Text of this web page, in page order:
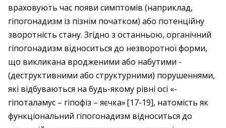
враховують час появи симптомів (наприклад,
гіпогонадизм із пізнім початком) або потенційну
зворотність стану. Згідно з останньою, органічний
гіпогонадизм відноситься до незворотної форми,
що викликана вродженими або набутими ­
(деструктивними або структурними) порушеннями,
які відбуваються на будь-якому рівні осі «­
гіпоталамус – гіпофіз – яєчка» [17-19], натомість як
функціональний гіпо­гонадизм відноситься до